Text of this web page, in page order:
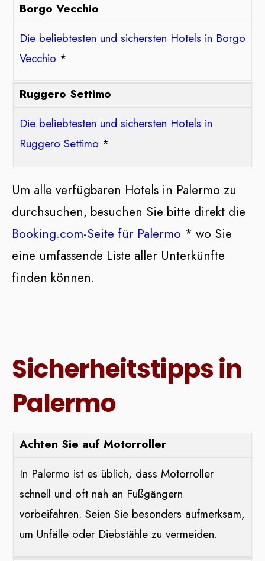
Borgo Vecchio
Die beliebtesten und sichersten Hotels in Borgo
Vecchio *
Ruggero Settimo
Die beliebtesten und sichersten Hotels in
Ruggero Settimo *
Um alle verfügbaren Hotels in Palermo zu
durchsuchen, besuchen Sie bitte direkt die
Booking.com-Seite für Palermo * wo Sie
eine umfassende Liste aller Unterkünfte
finden können.
Sicherheitstipps in
Palermo
Achten Sie auf Motorroller
In Palermo ist es üblich, dass Motorroller
schnell und oft nah an Fußgängern
vorbeifahren. Seien Sie besonders aufmerksam,
um Unfälle oder Diebstähle zu vermeiden.